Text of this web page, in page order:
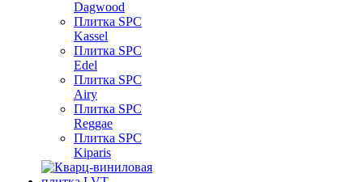
Dagwood
Плитка SPC
Kassel
Плитка SPC
Edel
Плитка SPC
Airy
Плитка SPC
Reggae
Плитка SPC
Kiparis